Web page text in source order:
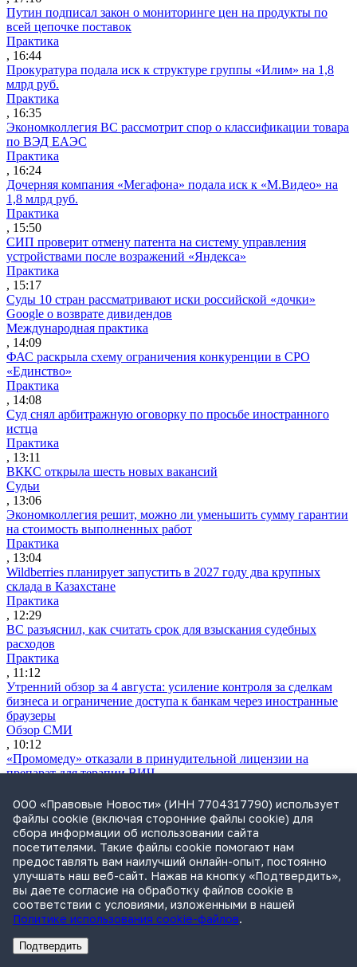
Путин подписал закон о мониторинге цен на продукты по
всей цепочке поставок
Практика
, 16:44
Прокуратура подала иск к структуре группы «Илим» на 1,8
млрд руб.
Практика
, 16:35
Экономколлегия ВС рассмотрит спор о классификации товара
по ВЭД ЕАЭС
Практика
, 16:24
Дочерняя компания «Мегафона» подала иск к «М.Видео» на
1,8 млрд руб.
Практика
, 15:50
СИП проверит отмену патента на систему управления
устройствами после возражений «Яндекса»
Практика
, 15:17
Суды 10 стран рассматривают иски российской «дочки»
Google о возврате дивидендов
Международная практика
, 14:09
ФАС раскрыла схему ограничения конкуренции в СРО
«Единство»
Практика
, 14:08
Суд снял арбитражную оговорку по просьбе иностранного
истца
Практика
, 13:11
ВККС открыла шесть новых вакансий
Судьи
, 13:06
Экономколлегия решит, можно ли уменьшить сумму гарантии
на стоимость выполненных работ
Практика
, 13:04
Wildberries планирует запустить в 2027 году два крупных
склада в Казахстане
Практика
, 12:29
ВС разъяснил, как считать срок для взыскания судебных
расходов
Практика
, 11:12
Утренний обзор за 4 августа: усиление контроля за сделкам
бизнеса и ограничение доступа к банкам через иностранные
браузеры
Обзор СМИ
, 10:12
«Промомеду» отказали в принудительной лицензии на
препарат для терапии ВИЧ
, 19:21
В ГД внесли законопроект, разрешающий туристам
направлять претензии к турагентам
Законодательство
, 19:07
Бывшего гендиректора «Облкоммунэнерго» подозревают в
хищении 1 млрд руб.
Практика
, 17:59
Практика
РекламаАдвокатское бюро Санкт-Петербурга «Вертикаль» ИНН 7841290773
ООО «Правовые Новости» (ИНН 7704317790) использует
файлы cookie (включая сторонние файлы cookie) для
сбора информации об использовании сайта
посетителями. Такие файлы cookie помогают нам
предоставлять вам наилучший онлайн-опыт, постоянно
улучшать наш веб-сайт. Нажав на кнопку «Подтвердить»,
вы даете согласие на обработку файлов cookie в
соответствии с условиями, изложенными в нашей
Политике использования cookie-файлов.
Подтвердить